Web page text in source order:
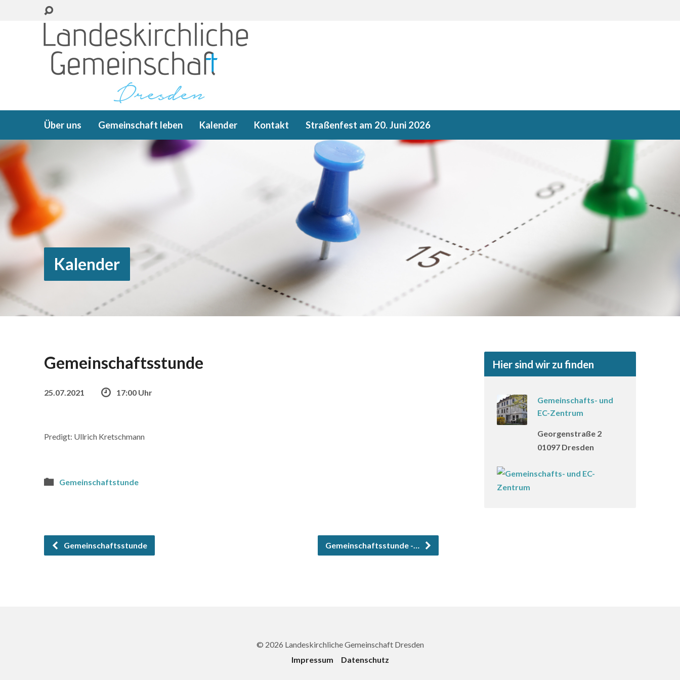
Über uns Gemeinschaft leben Kalender Kontakt Straßenfest am 20. Juni 2026
Kalender
Gemeinschaftsstunde
25.07.2021 17:00 Uhr
Predigt: Ullrich Kretschmann
Gemeinschaftstunde
Gemeinschaftsstunde Gemeinschaftsstunde -…
Hier sind wir zu finden
Gemeinschafts- und
EC-Zentrum
Georgenstraße 2
01097 Dresden
© 2026 Landeskirchliche Gemeinschaft Dresden
Impressum
Datenschutz